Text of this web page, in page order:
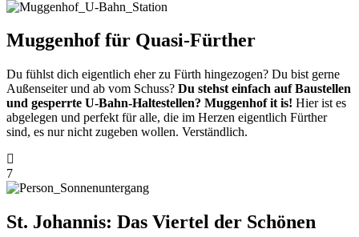
Muggenhof für Quasi-Fürther
Du fühlst dich eigentlich eher zu Fürth hingezogen? Du bist gerne
Außenseiter und ab vom Schuss? Du stehst einfach auf Baustellen
und gesperrte U-Bahn-Haltestellen? Muggenhof it is! Hier ist es
abgelegen und perfekt für alle, die im Herzen eigentlich Fürther
sind, es nur nicht zugeben wollen. Verständlich.
7
St. Johannis: Das Viertel der Schönen